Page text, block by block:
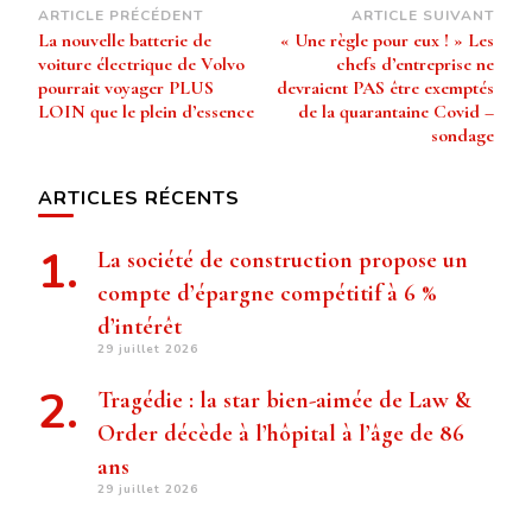
Navigation
d’article
ARTICLE PRÉCÉDENT
La nouvelle batterie de
voiture électrique de Volvo
pourrait voyager PLUS
LOIN que le plein d’essence
ARTICLE SUIVANT
« Une règle pour eux ! » Les
chefs d’entreprise ne
devraient PAS être exemptés
de la quarantaine Covid –
sondage
ARTICLES RÉCENTS
La société de construction propose un
compte d’épargne compétitif à 6 %
d’intérêt
29 juillet 2026
Tragédie : la star bien-aimée de Law &
Order décède à l’hôpital à l’âge de 86
ans
29 juillet 2026